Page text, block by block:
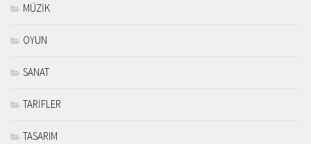
MÜZİK
OYUN
SANAT
TARİFLER
TASARIM